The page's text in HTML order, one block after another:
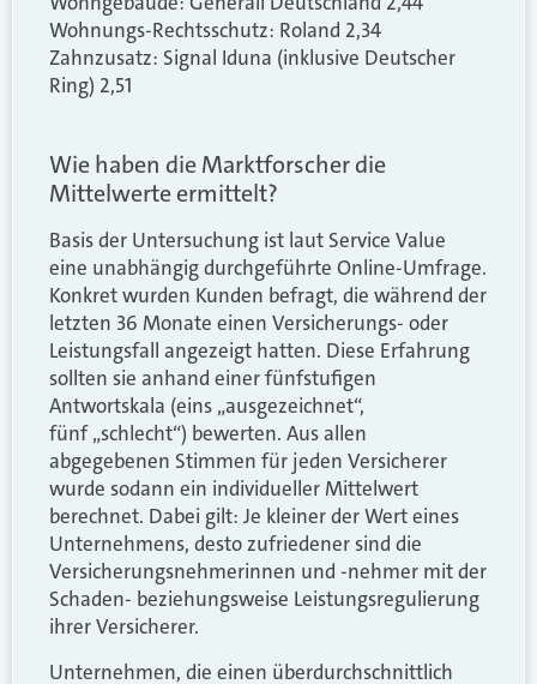
Wohnungs-Rechtsschutz: Roland 2,34
Zahnzusatz: Signal Iduna (inklusive Deutscher
Ring) 2,51
Wie haben die Marktforscher die
Mittelwerte ermittelt?
Basis der Untersuchung ist laut Service Value
eine unabhängig durchgeführte Online-Umfrage.
Konkret wurden Kunden befragt, die während der
letzten 36 Monate einen Versicherungs- oder
Leistungsfall angezeigt hatten. Diese Erfahrung
sollten sie anhand einer fünfstufigen
Antwortskala (eins „ausgezeichnet“,
fünf „schlecht“) bewerten. Aus allen
abgegebenen Stimmen für jeden Versicherer
wurde sodann ein individueller Mittelwert
berechnet. Dabei gilt: Je kleiner der Wert eines
Unternehmens, desto zufriedener sind die
Versicherungsnehmerinnen und -nehmer mit der
Schaden- beziehungsweise Leistungsregulierung
ihrer Versicherer.
Unternehmen, die einen überdurchschnittlich